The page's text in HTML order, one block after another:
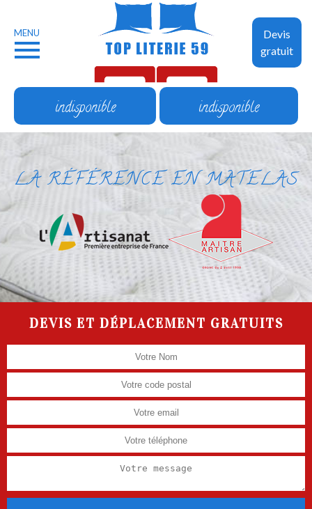
Devis
gratuit
MENU
indisponible indisponible
LA RÉFÉRENCE EN MATELAS
DEVIS ET DÉPLACEMENT GRATUITS